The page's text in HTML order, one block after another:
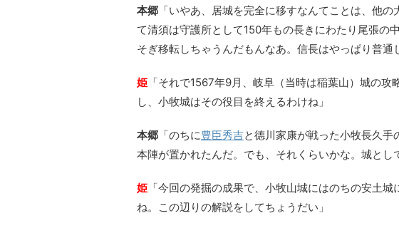
本郷 「いやあ、居城を完全に移すなんてことは、他
て清須は守護所として150年もの長きにわたり尾張の
そぎ移転しちゃうんだもんなあ。信長はやっぱり普通
姫 「それで1567年9月、岐阜（当時は稲葉山）城の
し、小牧城はその役目を終えるわけね」
本郷 「のちに豊臣秀吉と德川家康が戦った小牧長久
本陣が置かれたんだ。でも、それくらいかな。城とし
姫 「今回の発掘の成果で、小牧山城にはのちの安土
ね。この辺りの解説をしてちょうだい」